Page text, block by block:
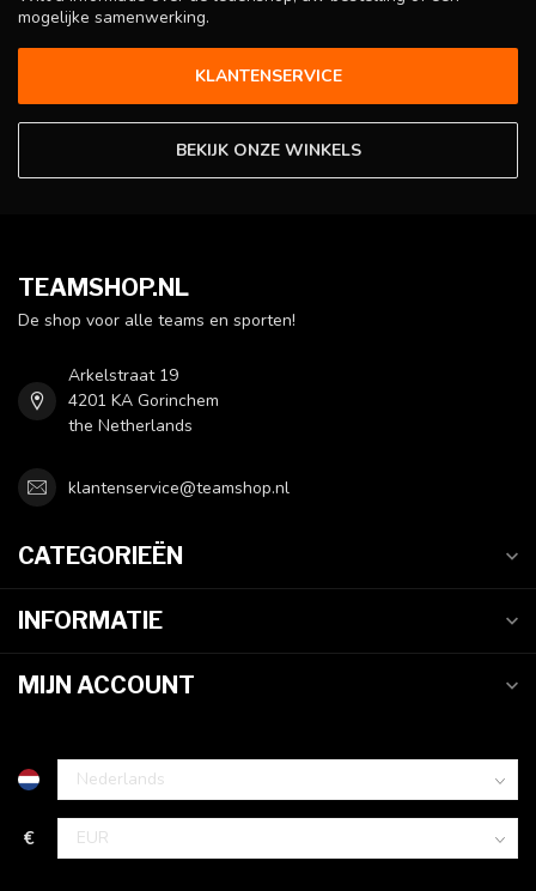
mogelijke samenwerking.
KLANTENSERVICE
BEKIJK ONZE WINKELS
TEAMSHOP.NL
De shop voor alle teams en sporten!
Arkelstraat 19
4201 KA Gorinchem
the Netherlands
klantenservice@teamshop.nl
CATEGORIEËN
INFORMATIE
MIJN ACCOUNT
€